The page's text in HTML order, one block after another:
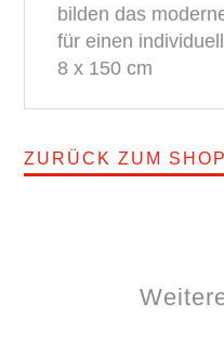
bilden das
für einen
8 x 150 cm
ZURÜCK ZUM SHOP